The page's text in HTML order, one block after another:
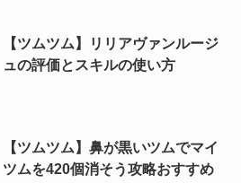
【ツムツム】リリアヴァンルージ
ュの評価とスキルの使い方
【ツムツム】鼻が黒いツムでマイ
ツムを420個消そう攻略おすすめ